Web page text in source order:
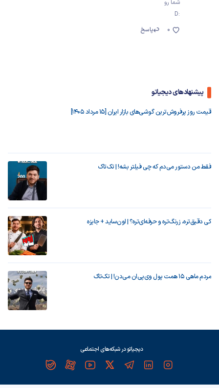
شما رو
:D
پاسخ
0
پیشنهادهای دیجیاتو
قیمت روز پرفروش‌ترین گوشی‌های بازار ایران [15 مرداد 1405]
فقط من دستور می‌دم که چی فیلتر بشه! | تک‌تاک
کی دقیق‌تره، زرنگ‌تره و حرفه‌ای‌تره؟ | اون‌ساید + جایزه
مردم ماهی ۱۵ همت پول وی‌پی‌ان می‌دن! | تک‌تاک
دیجیاتو در شبکه‌های اجتماعی